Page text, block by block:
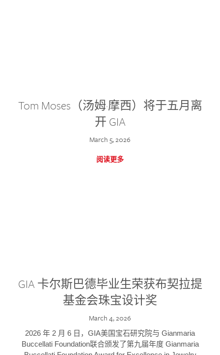
Tom Moses（汤姆·摩西）将于五月离
开 GIA
March 5, 2026
阅读更多
GIA 卡尔斯巴德毕业生荣获布契拉提
基金会珠宝设计奖
March 4, 2026
2026 年 2 月 6 日，GIA美国宝石研究院与 Gianmaria
Buccellati Foundation联合颁发了第九届年度 Gianmaria